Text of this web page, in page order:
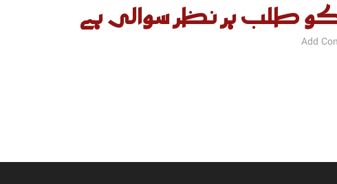
طلب ہر نظر سوالی ہے
Add